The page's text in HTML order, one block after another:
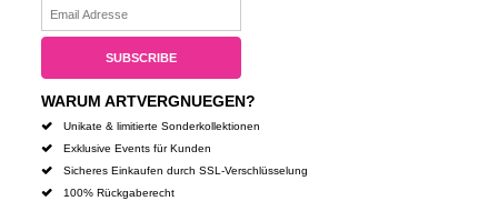
WARUM ARTVERGNUEGEN?
Unikate & limitierte Sonderkollektionen
Exklusive Events für Kunden
Sicheres Einkaufen durch SSL-Verschlüsselung
100% Rückgaberecht